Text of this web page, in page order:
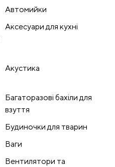
Автомийки
Аксесуари для кухні
Акустика
Багаторазові бахіли для
взуття
Будиночки для тварин
Ваги
Вентилятори та